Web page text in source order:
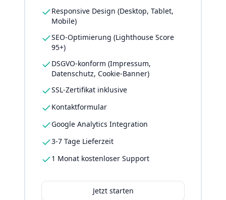
Responsive Design (Desktop, Tablet,
Mobile)
SEO-Optimierung (Lighthouse Score
95+)
DSGVO-konform (Impressum,
Datenschutz, Cookie-Banner)
SSL-Zertifikat inklusive
Kontaktformular
Google Analytics Integration
3-7 Tage Lieferzeit
1 Monat kostenloser Support
Jetzt starten